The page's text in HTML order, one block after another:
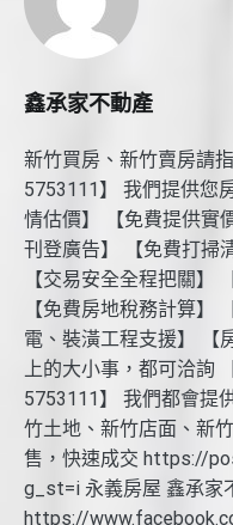
鑫承家不動產
新竹買房、新竹賣房請
5753111】 我們提供您
情估價】 【免費提供實
刊登廣告】 【免費打掃
【交易安全全程把關】
【免費房地稅務計算】
電、裝潢工程支援】 【
上的大小事，都可洽詢
5753111】 我們都會提
竹土地、新竹店面、新
售，快速成交 https://
g_st=i 永義房屋 鑫承家
https://